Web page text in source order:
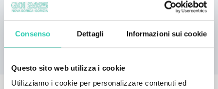
Consenso Dettagli Informazioni sui cookie
Questo sito web utilizza i cookie
Utilizziamo i cookie per personalizzare contenuti ed
ma non dimenticate di dare un'occhiata al
programma completo del SNG Nova Gorica – fino al
l’abbonamento